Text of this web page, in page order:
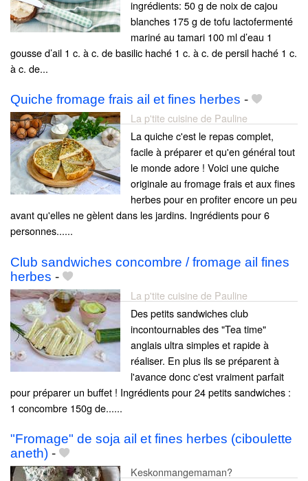
ingrédients: 50 g de noix de cajou
blanches 175 g de tofu lactofermenté
mariné au tamari 100 ml d’eau 1
gousse d’ail 1 c. à c. de basilic haché 1 c. à c. de persil haché 1 c.
à c. de...
Quiche fromage frais ail et fines herbes -
La p'tite cuisine de Pauline
La quiche c'est le repas complet,
facile à préparer et qu'en général tout
le monde adore ! Voici une quiche
originale au fromage frais et aux fines
herbes pour en profiter encore un peu
avant qu'elles ne gèlent dans les jardins. Ingrédients pour 6
personnes......
Club sandwiches concombre / fromage ail fines
herbes -
La p'tite cuisine de Pauline
Des petits sandwiches club
incontournables des "Tea time"
anglais ultra simples et rapide à
réaliser. En plus ils se préparent à
l'avance donc c'est vraiment parfait
pour préparer un buffet ! Ingrédients pour 24 petits sandwiches :
1 concombre 150g de......
"Fromage" de soja ail et fines herbes (ciboulette
aneth) -
Keskonmangemaman?